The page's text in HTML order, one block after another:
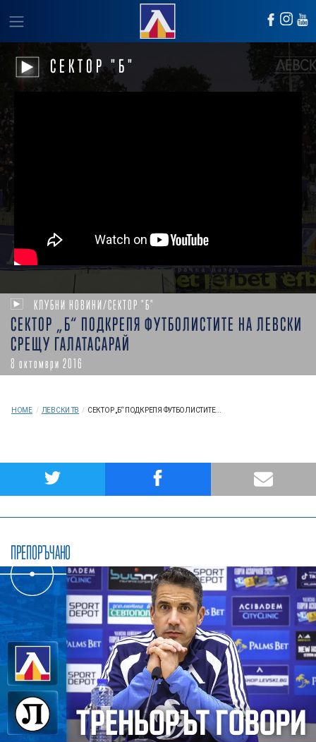
СЕКТОР "Б"
КЛУБНИ НОВИНИ/СЕКТОР "Б"
СЕКТОР „Б“ ПОДКРЕПЯ ФУТБОЛИСТИТЕ НА ЛЕВСКИ
СРЕЩУ ГАЛАТАСАРАЙ
8 октомври 2016
HOME / ЛЕВСКИ ТВ / СЕКТОР „Б“ ПОДКРЕПЯ ФУТБОЛИСТИТЕ...
ПРЕПОРЪЧАНО